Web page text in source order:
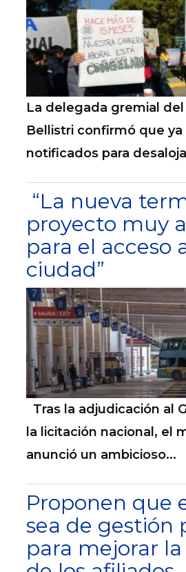
La delegada gremial del
Bellistri confirmó que
notificados para
“La nueva
proyecto muy
para el acceso
ciudad”
Tras la adjudicación al
la licitación nacional, el
anunció un ambicioso...
Proponen que
sea de gestión
para mejorar